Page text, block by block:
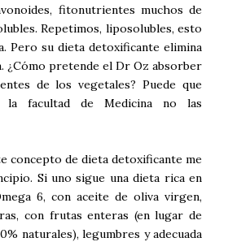
fitonutrientes muchos de
Repetimos, liposolubles, esto
Pero su dieta detoxificante elimina
¿Cómo pretende el Dr Oz absorber
de los vegetales? Puede que
la facultad de Medicina no las
concepto de dieta detoxificante me
Si uno sigue una dieta rica en
6, con aceite de oliva virgen,
con frutas enteras (en lugar de
naturales), legumbres y adecuada